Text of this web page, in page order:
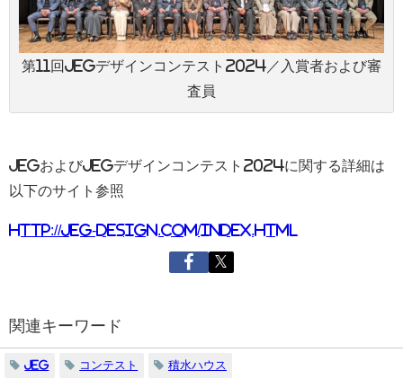
第11回JEGデザインコンテスト2024／入賞者および審
査員
JEGおよびJEGデザインコンテスト 2024に関する詳細は
以下のサイト参照
http://jeg-design.com/index.html
関連キーワード
JEG コンテスト 積水ハウス